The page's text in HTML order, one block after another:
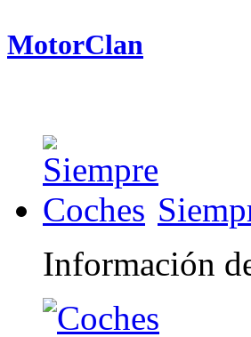
MotorClan
Información